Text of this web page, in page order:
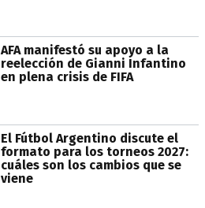
AFA manifestó su apoyo a la
reelección de Gianni Infantino
en plena crisis de FIFA
El Fútbol Argentino discute el
formato para los torneos 2027:
cuáles son los cambios que se
viene